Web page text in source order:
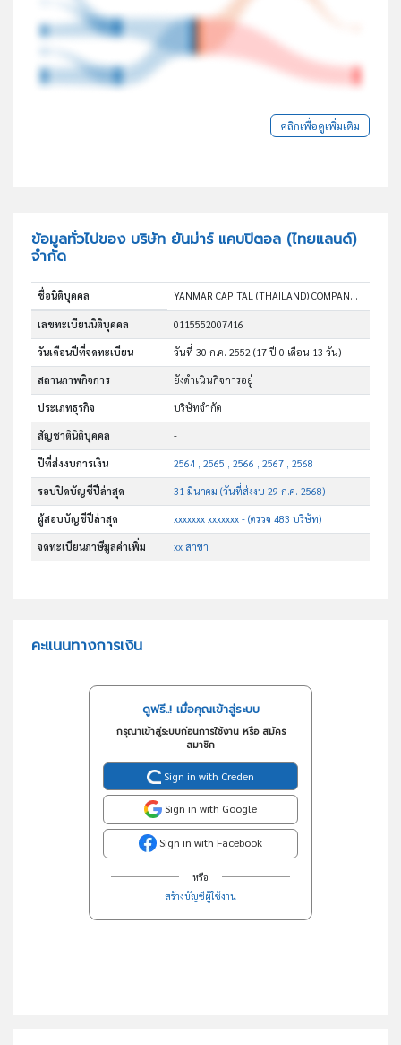
คลิกเพื่อดูเพิ่มเติม
ข้อมูลทั่วไปของ บริษัท ยันม่าร์ แคบปิตอล (ไทยแลนด์)
จำกัด
ชื่อนิติบุคคล YANMAR CAPITAL (THAILAND) COMPANY LIMITED
เลขทะเบียนนิติบุคคล 0115552007416
วันเดือนปีที่จดทะเบียน วันที่ 30 ก.ค. 2552(17 ปี 0 เดือน 13 วัน)
สถานภาพกิจการ ยังดำเนินกิจการอยู่
ประเภทธุรกิจ บริษัทจำกัด
สัญชาตินิติบุคคล -
ปีที่ส่งงบการเงิน 2564 , 2565 , 2566 , 2567 , 2568
รอบปิดบัญชีปีล่าสุด 31 มีนาคม (วันที่ส่งงบ 29 ก.ค. 2568)
ผู้สอบบัญชีปีล่าสุด xxxxxxx xxxxxxx - (ตรวจ 483 บริษัท)
จดทะเบียนภาษีมูลค่าเพิ่ม xx สาขา
คะแนนทางการเงิน
ดูฟรี..! เมื่อคุณเข้าสู่ระบบ
กรุณาเข้าสู่ระบบก่อนการใช้งาน หรือ สมัคร
สมาชิก
Sign in with Creden
Sign in with Google
Sign in with Facebook
หรือ
สร้างบัญชีผู้ใช้งาน